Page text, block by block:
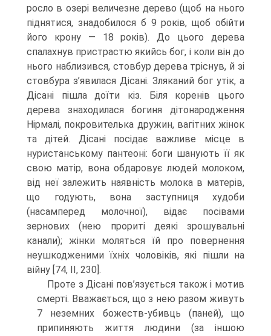
росло в озері величезне дерево (щоб на нього
піднятися, знадобилося б 9 років, щоб обійти
його крону — 18 років). До цього дерева
спалахнув пристрастю якийсь бог, і коли він до
нього наблизився, стовбур дерева тріснув, й зі
стовбура з’явилася Дісані. Зляканий бог утік, а
Дісані пішла доїти кіз. Біля коренів цього
дерева знаходилася богиня дітонародження
Нірмалі, покровителька дружин, вагітних жінок
та дітей. Дісані посідає важливе місце в
нуристанському пантеоні: боги шанують її як
свою матір, вона обдаровує людей молоком,
від неї залежить наявність молока в матерів,
що годують, вона за­ступниця худоби
(насамперед молочної), відає посівами
зернових (нею прориті деякі зрошувальні
канали); жінки моляться їй про повернення
неушкодженими їхніх чоловіків, які пішли на
війну [74, II, 230].
Проте з Дісані пов’язується також і мотив
смерті. Вважається, що з нею ра­зом живуть
7 неземних божеств-убивць (паней), що
припиняють життя людини (за іншою